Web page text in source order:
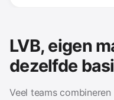
LVB, eigen
dezelfde
Veel teams combineren